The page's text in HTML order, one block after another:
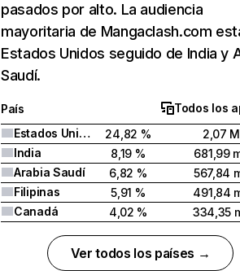
pasados por alto. La audiencia
mayoritaria de Mangaclash.com
Estados Unidos seguido de India y
Saudí.
País
Todos los
Estados Unidos
24,82 %
2,07 M
India
8,19 %
681,99
Arabia Saudí
6,82 %
567,84
Filipinas
5,91 %
491,84
Canadá
4,02 % 334,35
Ver todos los países →